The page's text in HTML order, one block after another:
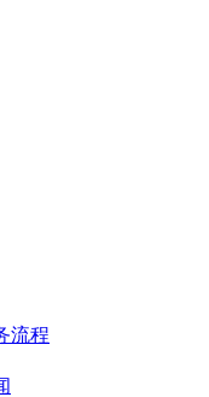
流程